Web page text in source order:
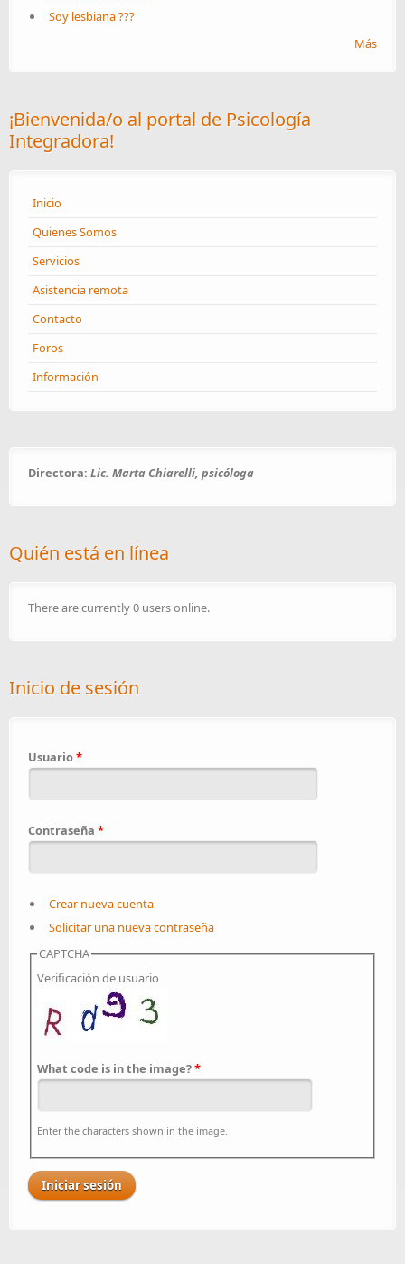
Soy lesbiana ???
Más
¡Bienvenida/o al portal de Psicología
Integradora!
Inicio
Quienes Somos
Servicios
Asistencia remota
Contacto
Foros
Información
Directora: Lic. Marta Chiarelli, psicóloga
Quién está en línea
There are currently 0 users online.
Inicio de sesión
Usuario*
Contraseña *
Crear nueva cuenta
Solicitar una nueva contraseña
CAPTCHA
Verificación de usuario
What code is in the image?*
Enter the characters shown in the image.